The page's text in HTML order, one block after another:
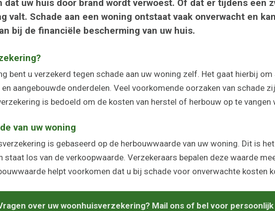
dat uw huis door brand wordt verwoest. Of dat er tijdens een
valt. Schade aan een woning ontstaat vaak onverwacht en
bij de financiële bescherming van uw huis.
bent u verzekerd tegen schade aan uw woning zelf. Het gaat hierbij
aangebouwde onderdelen. Veel voorkomende oorzaken van schade
is bedoeld om de kosten van herstel of herbouw op te
van uw woning
is gebaseerd op de herbouwwaarde van uw woning. Dit is
staat los van de verkoopwaarde. Verzekeraars bepalen deze waarde
helpt voorkomen dat u bij schade voor onverwachte kosten
over uw woonhuisverzekering? Mail ons of bel voor persoonlijk